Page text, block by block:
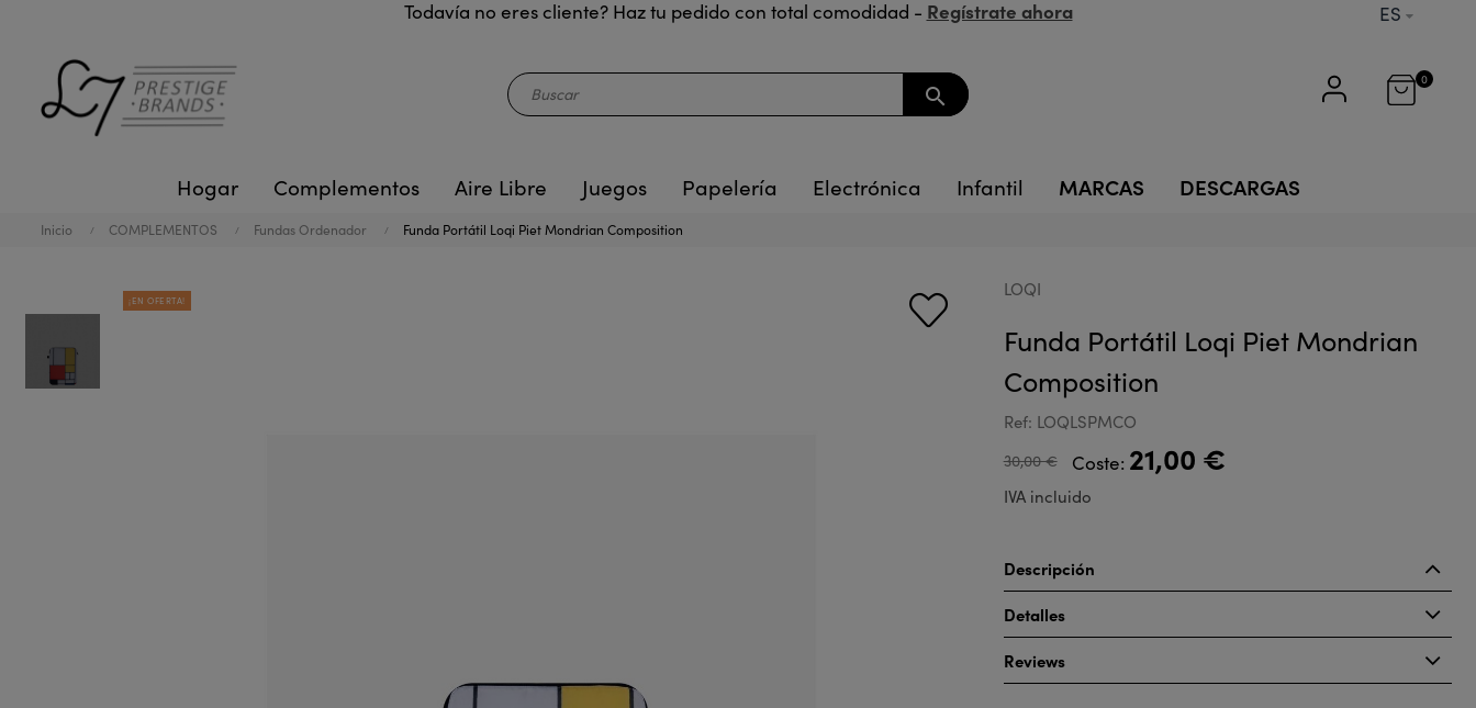
Todavía no eres cliente? Haz tu pedido con total comodidad - Regístrate ahora ES
search
0
Hogar Complementos Aire Libre Juegos Papelería Electrónica Infantil MARCAS DESCARGAS
Inicio COMPLEMENTOS Fundas Ordenador Funda Portátil Loqi Piet Mondrian Composition
¡EN OFERTA!
LOQI
Funda Portátil Loqi Piet Mondrian
Composition
Ref: LOQLSPMCO
30,00 € Coste: 21,00 €
IVA incluido
Descripción
Detalles
Reviews